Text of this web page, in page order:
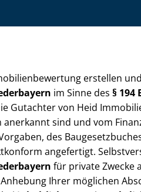
erstellen
im Sinne des§ 194
Gutachter von Heid
anerkannt sind und vom
des
angefertigt.
für private Zwecke
Ihrer möglichen